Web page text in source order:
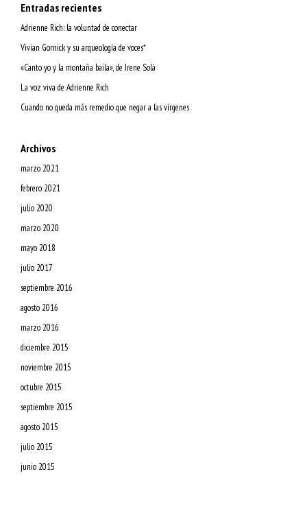
Entradas recientes
Adrienne Rich: la voluntad de conectar
Vivian Gornick y su arqueología de voces*
«Canto yo y la montaña baila», de Irene Solà
La voz viva de Adrienne Rich
Cuando no queda más remedio que negar a las vírgenes
Archivos
marzo 2021
febrero 2021
julio 2020
marzo 2020
mayo 2018
julio 2017
septiembre 2016
agosto 2016
marzo 2016
diciembre 2015
noviembre 2015
octubre 2015
septiembre 2015
agosto 2015
julio 2015
junio 2015